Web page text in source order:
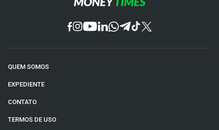
QUEM SOMOS
EXPEDIENTE
CONTATO
TERMOS DE USO